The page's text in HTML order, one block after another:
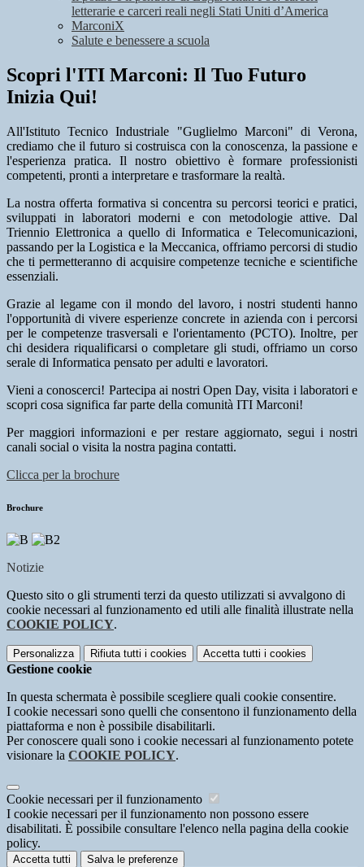
letterarie e carceri reali negli Stati Uniti d’America
MarconiX
Salute e benessere a scuola
Scopri l'ITI Marconi: Il Tuo Futuro
Inizia Qui!
All'Istituto Tecnico Industriale "Guglielmo Marconi" di Verona,
crediamo che il futuro si costruisca con la conoscenza, la passione e
l'esperienza pratica. Il nostro obiettivo è formare professionisti
competenti, pronti a interpretare e trasformare la realtà.
La nostra offerta formativa si concentra su percorsi teorici e pratici,
sviluppati in laboratori moderni e con metodologie attive. Dal
Triennio Elettronica a quello di Informatica e Telecomunicazioni,
passando per la Logistica e la Meccanica, offriamo percorsi di studio
che ti permetteranno di acquisire competenze tecniche e scientifiche
essenziali.
Grazie al legame con il mondo del lavoro, i nostri studenti hanno
l'opportunità di vivere esperienze concrete in azienda con i percorsi
per le competenze trasversali e l'orientamento (PCTO). Inoltre, per
chi desidera riqualificarsi o completare gli studi, offriamo un corso
serale di Informatica pensato per adulti e lavoratori.
Vieni a conoscerci! Partecipa ai nostri Open Day, visita i laboratori e
scopri cosa significa far parte della comunità ITI Marconi!
Per maggiori informazioni e per restare aggiornato, segui i nostri
canali social o visita la nostra pagina contatti.
Clicca per la brochure
Brochure
Notizie
Questo sito o gli strumenti terzi da questo utilizzati si avvalgono di
cookie necessari al funzionamento ed utili alle finalità illustrate nella
COOKIE POLICY.
Personalizza Rifiuta tutti i cookies Accetta tutti i cookies
Gestione cookie
In questa schermata è possibile scegliere quali cookie consentire.
I cookie necessari sono quelli che consentono il funzionamento della
piattaforma e non è possibile disabilitarli.
Per conoscere quali sono i cookie necessari al funzionamento potete
visionare la COOKIE POLICY.
Cookie necessari per il funzionamento
I cookie necessari per il funzionamento non possono essere
disabilitati. È possibile consultare l'elenco nella pagina della cookie
policy.
Accetta tutti Salva le preferenze